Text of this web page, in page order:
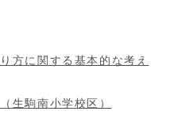
方に関する基本的な考え
生駒南小学校区）